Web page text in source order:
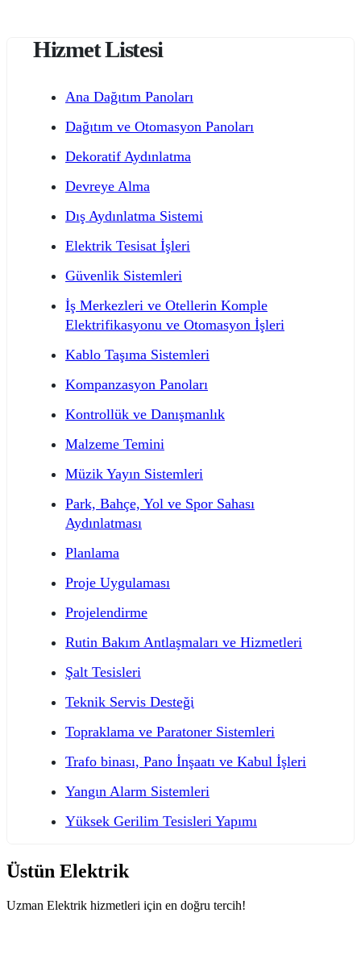
Hizmet Listesi
Ana Dağıtım Panoları
Dağıtım ve Otomasyon Panoları
Dekoratif Aydınlatma
Devreye Alma
Dış Aydınlatma Sistemi
Elektrik Tesisat İşleri
Güvenlik Sistemleri
İş Merkezleri ve Otellerin Komple
Elektrifikasyonu ve Otomasyon İşleri
Kablo Taşıma Sistemleri
Kompanzasyon Panoları
Kontrollük ve Danışmanlık
Malzeme Temini
Müzik Yayın Sistemleri
Park, Bahçe, Yol ve Spor Sahası
Aydınlatması
Planlama
Proje Uygulaması
Projelendirme
Rutin Bakım Antlaşmaları ve Hizmetleri
Şalt Tesisleri
Teknik Servis Desteği
Topraklama ve Paratoner Sistemleri
Trafo binası, Pano İnşaatı ve Kabul İşleri
Yangın Alarm Sistemleri
Yüksek Gerilim Tesisleri Yapımı
Üstün Elektrik
Uzman Elektrik hizmetleri için en doğru tercih!